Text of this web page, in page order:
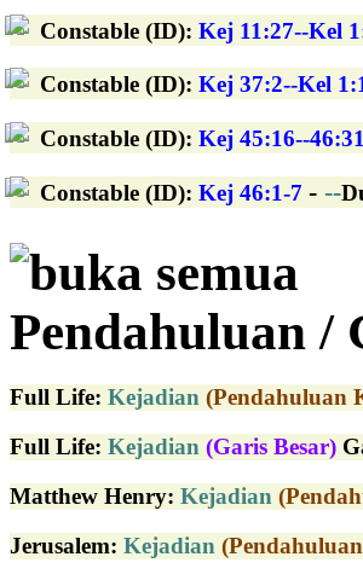
Constable (ID): Kej 11:27--Kel
Constable (ID): Kej 37:2--Kel
Constable (ID): Kej 45:16--46:31
Constable (ID): Kej 46:1-7 - --
buka semua
Pendahuluan /
Full Life: Kejadian (Pendahuluan
Full Life: Kejadian (Garis Besar)
Matthew Henry: Kejadian
Jerusalem: Kejadian